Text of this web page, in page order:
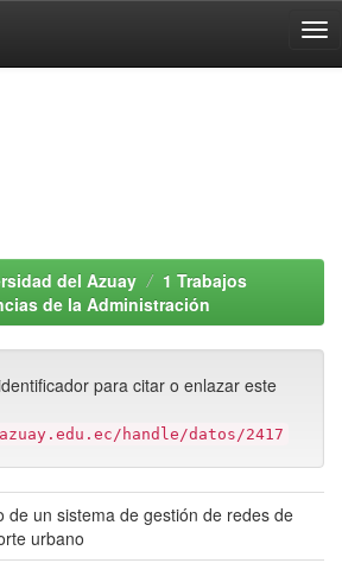
del Azuay
1 Trabajos
de la Administración
para citar o enlazar este
handle/datos/2417
de un sistema de gestión de redes de
urbano